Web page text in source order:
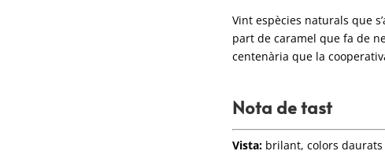
Vint espècies naturals que
part de caramel que fa de
centenària que la
Nota de tast
Vista:brilant, colors daurats